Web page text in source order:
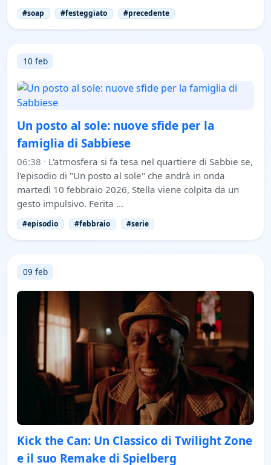
#soap #festeggiato #precedente
10 feb
Un posto al sole: nuove sfide per la
famiglia di Sabbiese
06:38 · L'atmosfera si fa tesa nel quartiere di Sabbie se,
l'episodio di "Un posto al sole" che andrà in onda
martedì 10 febbraio 2026, Stella viene colpita da un
gesto impulsivo. Ferita …
#episodio #febbraio #serie
09 feb
Kick the Can: Un Classico di Twilight Zone
e il suo Remake di Spielberg